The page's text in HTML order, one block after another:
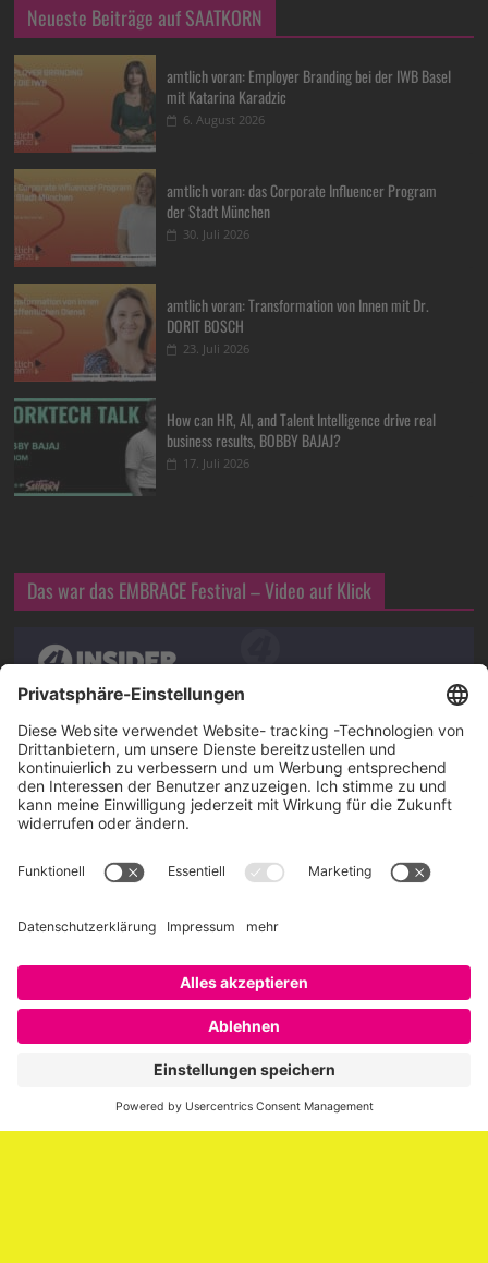
Neueste Beiträge auf SAATKORN
amtlich voran: Employer Branding bei der IWB Basel
mit Katarina Karadzic
6. August 2026
amtlich voran: das Corporate Influencer Program
der Stadt München
30. Juli 2026
amtlich voran: Transformation von Innen mit Dr.
DORIT BOSCH
23. Juli 2026
How can HR, AI, and Talent Intelligence drive real
business results, BOBBY BAJAJ?
17. Juli 2026
Das war das EMBRACE Festival – Video auf Klick
Über SAATKORN
SAATKORN ist der Blog von Gero Hesse. Seit 2009 schreibt
er über die Themen Employer Branding,